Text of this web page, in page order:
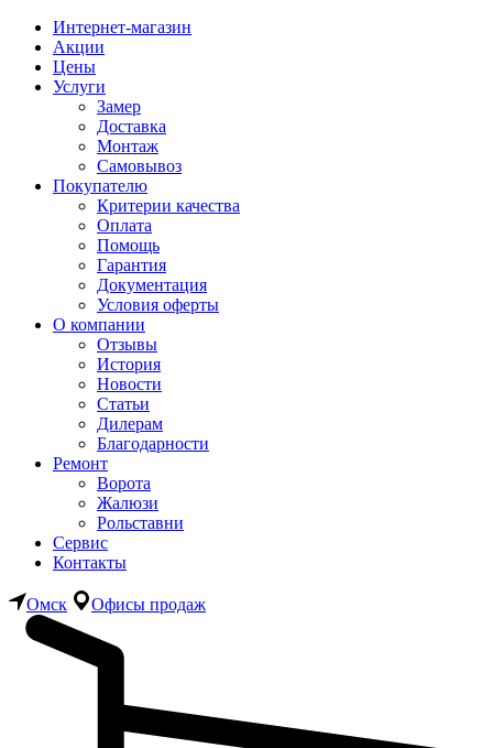
Интернет-магазин
Акции
Цены
Услуги
Замер
Доставка
Монтаж
Самовывоз
Покупателю
Критерии качества
Оплата
Помощь
Гарантия
Документация
Условия оферты
О компании
Отзывы
История
Новости
Статьи
Дилерам
Благодарности
Ремонт
Ворота
Жалюзи
Рольставни
Сервис
Контакты
Омск Офисы продаж